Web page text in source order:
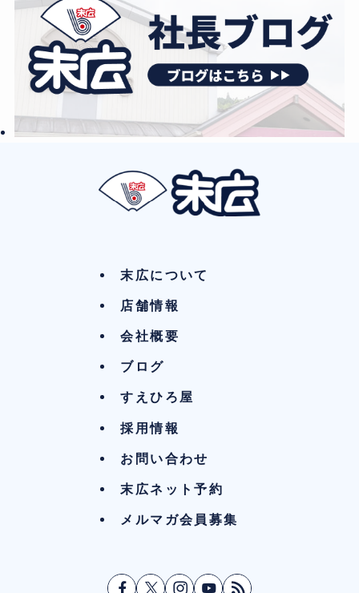
末広について
店舗情報
会社概要
ブログ
すえひろ屋
採用情報
お問い合わせ
末広ネット予約
メルマガ会員募集